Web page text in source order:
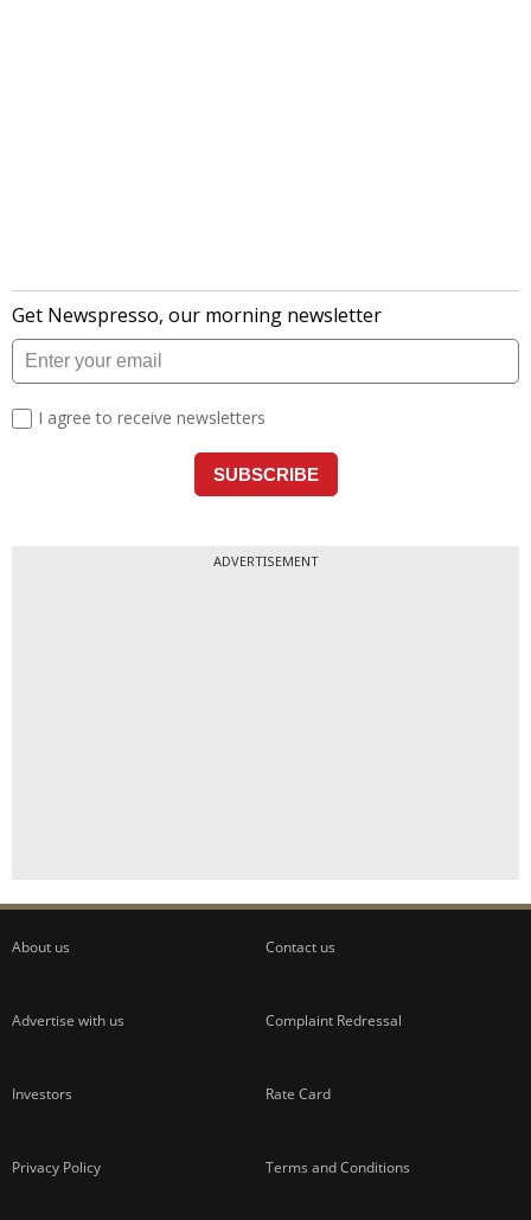
ADVERTISEMENT
About us Contact us
Advertise with us Complaint Redressal
Investors Rate Card
Privacy Policy Terms and Conditions